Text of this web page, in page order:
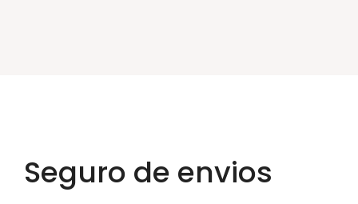
Seguro de envios